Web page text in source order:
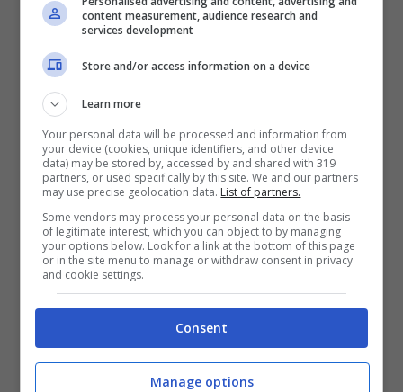
bonus rimborso sul primo deposito
200€
Mostra Informazioni
BONUS BENVENUTO GOLDBET: 2.050€
Fino a 2050€ sport e casino
2050€
content measurement, audience research and
services development
Store and/or access information on a device
Learn more
Your personal data will be processed and information from
your device (cookies, unique identifiers, and other device
data) may be stored by, accessed by and shared with 319
partners, or used specifically by this site. We and our partners
may use precise geolocation data. List of partners.
Some vendors may process your personal data on the basis
of legitimate interest, which you can object to by managing
your options below. Look for a link at the bottom of this page
or in the site menu to manage or withdraw consent in privacy
and cookie settings.
Consent
Manage options